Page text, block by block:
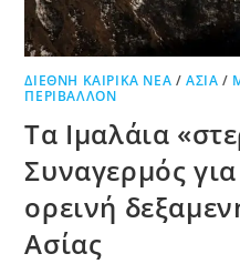
ΔΙΕΘΝΉ ΚΑΙΡΙΚΆ ΝΈΑ /ΑΣΊΑ /
ΠΕΡΙΒΆΛΛΟΝ
Τα Ιμαλάια
Συναγερμός
ορεινή
Ασίας